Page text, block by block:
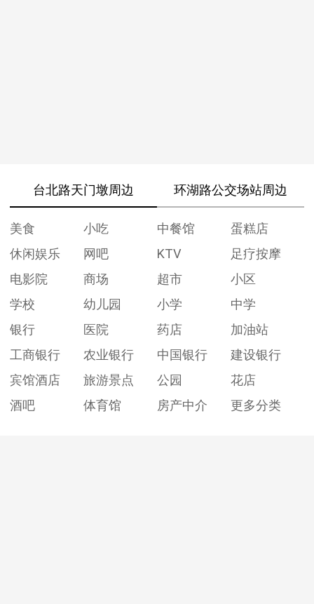
台北路天门墩周边 环湖路公交场站周边
美食 小吃 中餐馆
蛋糕店
休闲娱乐
网吧 KTV
足疗按摩
电影院
商场 超市
小区
学校
幼儿园 小学
中学
银行
医院 药店
加油站
工商银行
农业银行 中国银行
建设银行
宾馆酒店
旅游景点 公园
花店
酒吧
体育馆 房产中介 更多分类